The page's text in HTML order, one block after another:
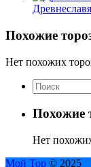
Похожие
Нет похожих
Похожие
Нет
Мой Тор © 2025